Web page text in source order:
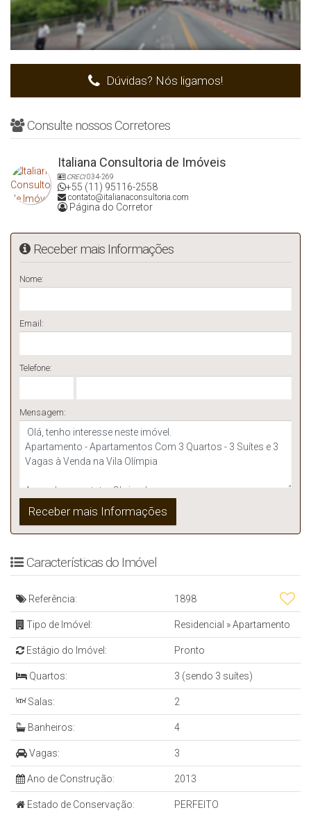
Dúvidas? Nós ligamos!
Consulte nossos Corretores
Italiana Consultoria de Imóveis
CRECI034-269
+55 (11) 95116-2558
contato@italianaconsultoria.com
Página do Corretor
Receber mais Informações
Nome:
Email:
Telefone:
Mensagem:
Características do Imóvel
Referência: 1898
Tipo de Imóvel: Residencial »Apartamento
Estágio do Imóvel: Pronto
Quartos: 3 (sendo 3 suítes)
Salas: 2
Banheiros: 4
Vagas: 3
Ano de Construção: 2013
Estado de Conservação: PERFEITO